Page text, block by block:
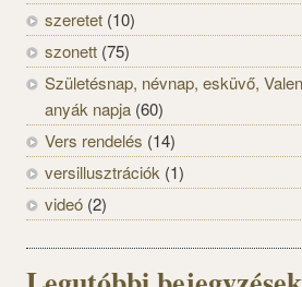
szeretet (10)
szonett (75)
Születésnap, névnap, esküvő,
anyák napja (60)
Vers rendelés (14)
versillusztrációk (1)
videó (2)